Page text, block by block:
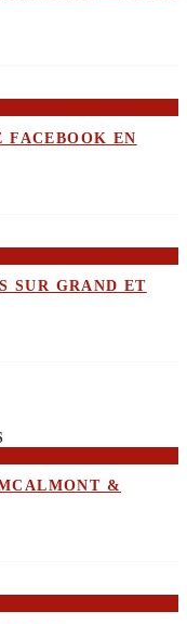
FACEBOOK EN
SUR GRAND ET
&